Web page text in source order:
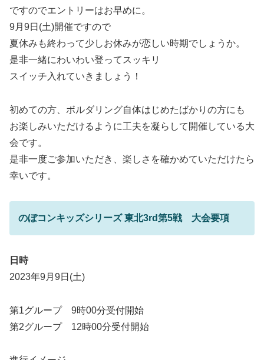
ですのでエントリーはお早めに。
9月9日(土)開催ですので
夏休みも終わって少しお休みが恋しい時期でしょうか。
是非一緒にわいわい登ってスッキリ
スイッチ入れていきましょう！
初めての方、ボルダリング自体はじめたばかりの方にも
お楽しみいただけるように工夫を凝らして開催している大
会です。
是非一度ご参加いただき、楽しさを確かめていただけたら
幸いです。
のぼコンキッズシリーズ 東北3rd第5戦 大会要項
日時
2023年9月9日(土)
第1グループ 9時00分受付開始
第2グループ 12時00分受付開始